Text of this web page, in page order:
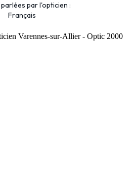
par l'opticien :
Français